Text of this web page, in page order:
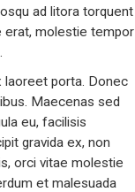
ad litora torquent
erat, molestie tempor
laoreet porta. Donec
Maecenas sed
eu, facilisis
gravida ex, non
orci vitae molestie
et malesuada